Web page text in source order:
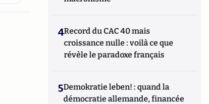
4Record du CAC 40 mais
croissance nulle : voilà ce que
révèle le paradoxe français
5Demokratie leben! : quand la
démocratie allemande, financée